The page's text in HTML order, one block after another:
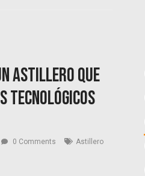
astillero que
tecnológicos
0 Comments
Astillero